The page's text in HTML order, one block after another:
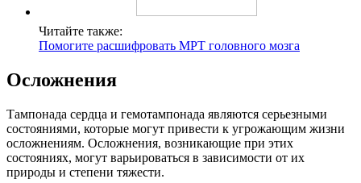
Читайте также:
Помогите расшифровать МРТ головного мозга
Осложнения
Тампонада сердца и гемотампонада являются серьезными
состояниями, которые могут привести к угрожающим жизни
осложнениям. Осложнения, возникающие при этих
состояниях, могут варьироваться в зависимости от их
природы и степени тяжести.